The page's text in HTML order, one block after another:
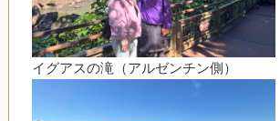
イグアスの滝（アルゼンチン側）